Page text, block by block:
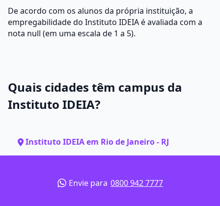
De acordo com os alunos da própria instituição, a
empregabilidade do Instituto IDEIA é avaliada com a
nota null (em uma escala de 1 a 5).
Quais cidades têm campus da
Instituto IDEIA?
Instituto IDEIA em Rio de Janeiro - RJ
Envie para 0800 942 7777